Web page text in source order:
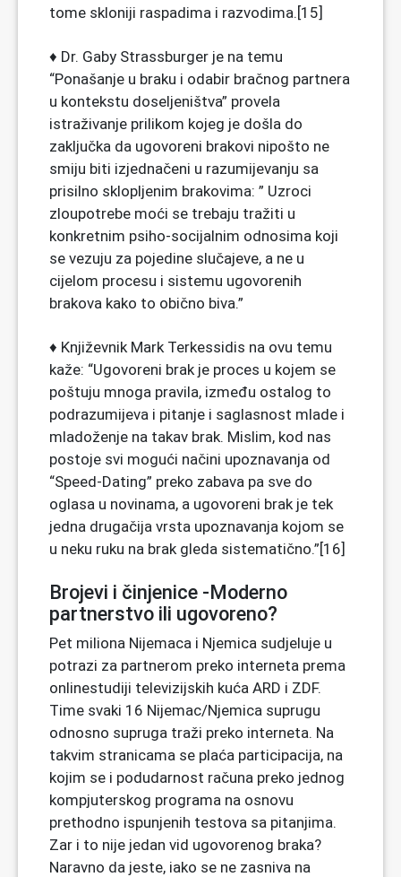
tome skloniji raspadima i razvodima.[15]
♦ Dr. Gaby Strassburger je na temu
“Ponašanje u braku i odabir bračnog partnera
u kontekstu doseljeništva” provela
istraživanje prilikom kojeg je došla do
zaključka da ugovoreni brakovi nipošto ne
smiju biti izjednačeni u razumijevanju sa
prisilno sklopljenim brakovima: ” Uzroci
zloupotrebe moći se trebaju tražiti u
konkretnim psiho-socijalnim odnosima koji
se vezuju za pojedine slučajeve, a ne u
cijelom procesu i sistemu ugovorenih
brakova kako to obično biva.”
♦ Književnik Mark Terkessidis na ovu temu
kaže: “Ugovoreni brak je proces u kojem se
poštuju mnoga pravila, između ostalog to
podrazumijeva i pitanje i saglasnost mlade i
mladoženje na takav brak. Mislim, kod nas
postoje svi mogući načini upoznavanja od
“Speed-Dating” preko zabava pa sve do
oglasa u novinama, a ugovoreni brak je tek
jedna drugačija vrsta upoznavanja kojom se
u neku ruku na brak gleda sistematično.”[16]
Brojevi i činjenice -Moderno
partnerstvo ili ugovoreno?
Pet miliona Nijemaca i Njemica sudjeluje u
potrazi za partnerom preko interneta prema
onlinestudiji televizijskih kuća ARD i ZDF.
Time svaki 16 Nijemac/Njemica suprugu
odnosno supruga traži preko interneta. Na
takvim stranicama se plaća participacija, na
kojim se i podudarnost računa preko jednog
kompjuterskog programa na osnovu
prethodno ispunjenih testova sa pitanjima.
Zar i to nije jedan vid ugovorenog braka?
Naravno da jeste, iako se ne zasniva na